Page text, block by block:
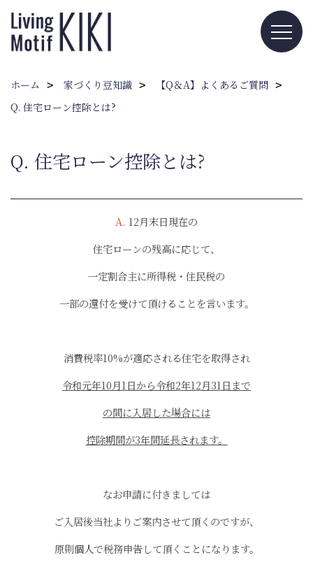
ホーム 家づくり豆知識
【Q＆A】よくあるご質問
Q. 住宅ローン控除とは?
Q. 住宅ローン控除とは?
A. 12月末日現在の
住宅ローンの残高に応じて、
一定割合主に所得税・住民税の
一部の還付を受けて頂けることを言います。
消費税率10%が適応される住宅を取得され
令和元年10月1日から令和2年12月31日まで
の間に入居した場合には
控除期間が3年間延長されます。
なお申請に付きましては
ご入居後当社よりご案内させて頂くのですが、
原則個人で税務申告して頂くことになります。